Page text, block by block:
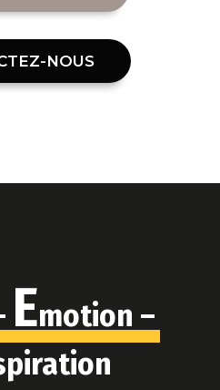
NOUS
Emotion –